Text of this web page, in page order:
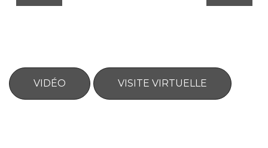
VIDÉO VISITE VIRTUELLE